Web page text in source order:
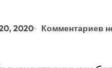
2020 Комментариев